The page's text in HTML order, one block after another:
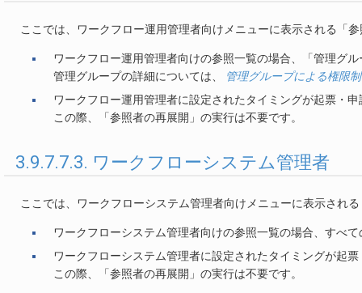
ここでは、ワークフロー運用管理者向けメニューに表示される「
ワークフロー運用管理者向けの参照一覧の場合、「管理グ
管理グループの詳細については、
管理グループによる権限
ワークフロー運用管理者に設定されたタイミングが起票・
この際、「参照者の再展開」の実行は不要です。
3.9.7.7.3. ワークフローシステム管理者
ここでは、ワークフローシステム管理者向けメニューに表示され
ワークフローシステム管理者向けの参照一覧の場合、すべ
ワークフローシステム管理者に設定されたタイミングが起
この際、「参照者の再展開」の実行は不要です。